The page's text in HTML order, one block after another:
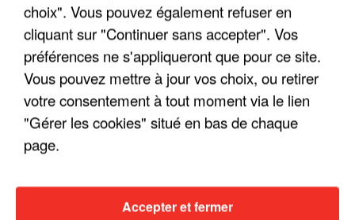
CHRISTOPHE MAE
La Lune
L'AFFAIRE LOUIS
TRIO
Chic Planete
JEAN JACQUES
GOLDMAN
C'est Ta Chance
LES INTERVIEWS CHANTE FRANCE
choix". Vous pouvez également refuser en
cliquant sur "Continuer sans accepter". Vos
préférences ne s'appliqueront que pour ce site.
Vous pouvez mettre à jour vos choix, ou retirer
votre consentement à tout moment via le lien
"Gérer les cookies" situé en bas de chaque
page.
Accepter et fermer